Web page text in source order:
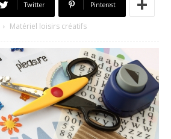
Twitter Pinterest
Matériel loisirs créatifs